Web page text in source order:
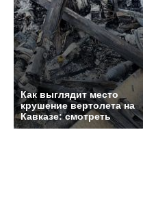
Как выглядит место
крушение вертолета на
Кавказе: смотреть